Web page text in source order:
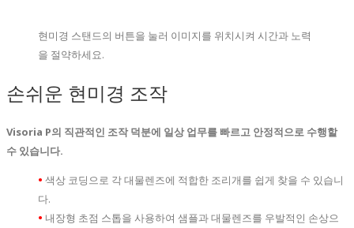
현미경 스탠드의 버튼을 눌러 이미지를 위치시켜 시간과 노력
을 절약하세요.
손쉬운 현미경 조작
Visoria P의 직관적인 조작 덕분에 일상 업무를 빠르고 안정적으로 수행할
수 있습니다.
• 색상 코딩으로 각 대물렌즈에 적합한 조리개를 쉽게 찾을 수 있습니
다.
• 내장형 초점 스톱을 사용하여 샘플과 대물렌즈를 우발적인 손상으